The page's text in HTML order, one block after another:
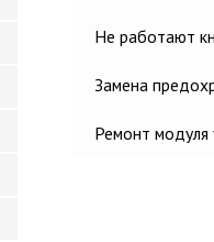
Не работают
Замена
Ремонт модуля